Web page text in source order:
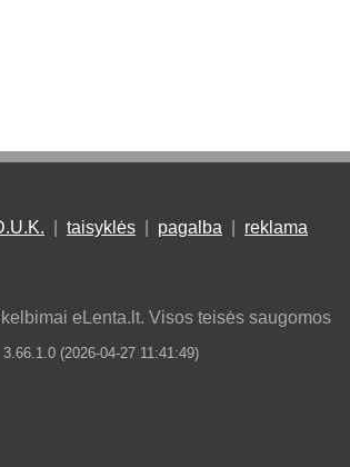
taisyklės pagalba reklama
eLenta.lt. Visos teisės saugomos
3.66.1.0 (2026-04-27 11:41:49)